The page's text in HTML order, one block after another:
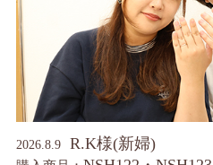
2026.8.9 R.K様(新婦)